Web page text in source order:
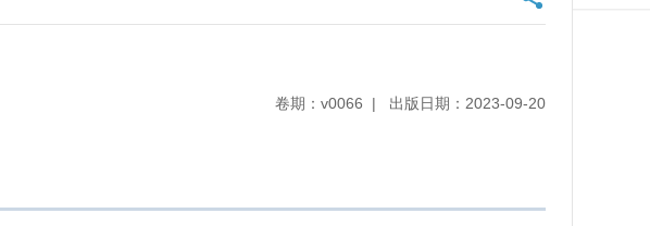
卷期：v0066 出版日期：2023-09-20